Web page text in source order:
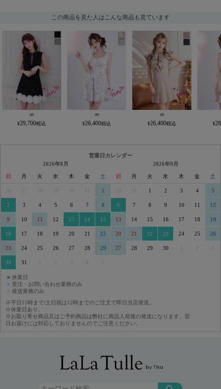
この商品を見た人はこんな商品も見ています
an
29,700
an
26,400
an
26,400
営業日カレンダー
2026年8月
日 月 火 水 木 金 土
29 30 31 1
2 3 4 5 6 7 8
9 10 11 12 13 14 15
16 17 18 19 20 21 22
23 24 25 26 27 28 29
30 31 3 5
2026年9月
日 月 火 水 木 金 土
30 31 1 2 3 4 5
6 7 8 9 10 11 12
13 14 15 16 17 18 19
20 21 22 23 24 25 26
27 28 29 30 3
■ 休業日
■ 受注・お問い合わせ業務のみ
■ 発送業務のみ
※平日15時まで/土日祝は12時までのご注文で即日当店発送。
※休業日あり。
※お取り寄せ商品又はご予約商品は弊社に商品入荷後の発送になります。翌
日お届けには対応しておりませんのでご注意ください。